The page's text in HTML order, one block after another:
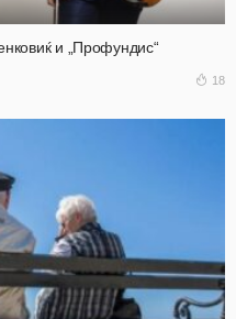
и „Профундис“
18